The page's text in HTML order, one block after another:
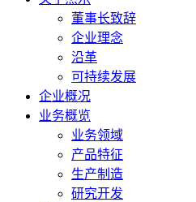
董事长致辞
企业理念
沿革
可持续发展
企业概况
业务概览
业务领域
产品特征
生产制造
研究开发